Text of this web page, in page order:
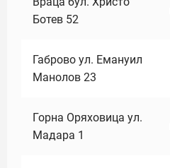
Ботев 52
Габрово ул. Емануил
Манолов 23
Горна Оряховица ул.
Мадара 1